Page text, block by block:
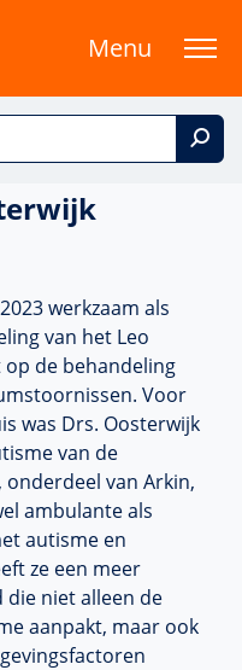
Menu
werkzaam als
van het Leo
op de behandeling
Voor
was Drs. Oosterwijk
van de
van Arkin,
ambulante als
autisme en
ze een meer
die niet alleen de
aanpakt, maar ook